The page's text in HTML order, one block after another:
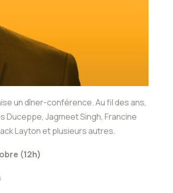
un dîner-conférence. Au fil des ans,
Duceppe, Jagmeet Singh, Francine
Layton et plusieurs autres.
(12h)